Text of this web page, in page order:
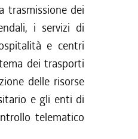
trasmissione dei
i servizi di
e centri
dei trasporti
delle risorse
e gli enti di
telematico